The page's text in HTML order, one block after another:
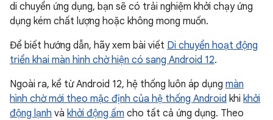
di chuyển ứng dụng, bạn sẽ có trải nghiệm khởi chạy ứng
dụng kém chất lượng hoặc không mong muốn.
Để biết hướng dẫn, hãy xem bài viết Di chuyển hoạt động
triển khai màn hình chờ hiện có sang Android 12.
Ngoài ra, kể từ Android 12, hệ thống luôn áp dụng màn
hình chờ mới theo mặc định của hệ thống Android khi khởi
động lạnh và khởi động ấm cho tất cả ứng dụng. Theo